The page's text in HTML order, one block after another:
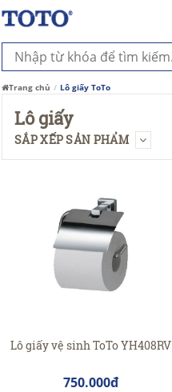
Trang chủ Lô giấy ToTo
Lô giấy
SẮP XẾP SẢN PHẨM
Lô giấy vệ sinh ToTo YH408RV
750.000đ